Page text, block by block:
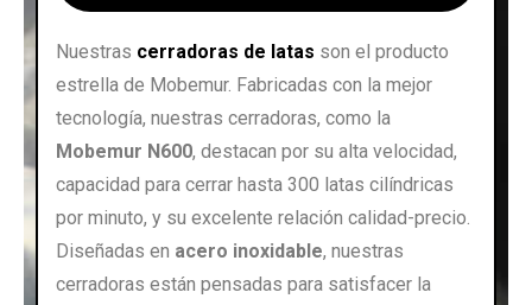
Nuestras cerradoras de latas son el producto
estrella de Mobemur. Fabricadas con la mejor
tecnología, nuestras cerradoras, como la
Mobemur N600, destacan por su alta velocidad,
capacidad para cerrar hasta 300 latas cilíndricas
por minuto, y su excelente relación calidad-precio.
Diseñadas en acero inoxidable, nuestras
cerradoras están pensadas para satisfacer la